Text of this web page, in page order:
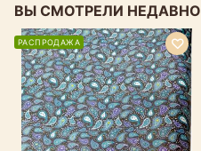
ВЫ СМОТРЕЛИ НЕДАВНО
РАСПРОДАЖА